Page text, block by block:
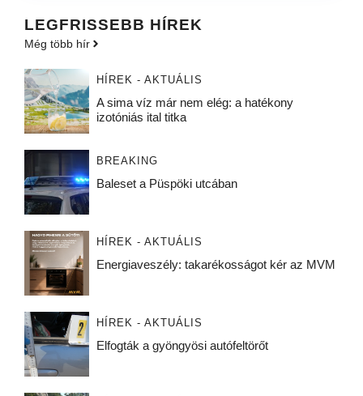
LEGFRISSEBB HÍREK
Még több hír
HÍREK - AKTUÁLIS
A sima víz már nem elég: a hatékony
izotóniás ital titka
BREAKING
Baleset a Püspöki utcában
HÍREK - AKTUÁLIS
Energiaveszély: takarékosságot kér az MVM
HÍREK - AKTUÁLIS
Elfogták a gyöngyösi autófeltörőt